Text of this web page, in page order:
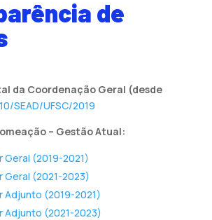
de
da Coordenação Geral (desde
SEAD/UFSC/2019
– Gestão Atual:
(2019-2021)
(2021-2023)
Adjunto (2019-2021)
Adjunto (2021-2023)